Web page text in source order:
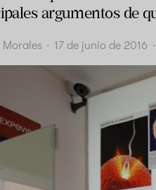
argumentos de
Morales · 17 de junio de 2016 ·